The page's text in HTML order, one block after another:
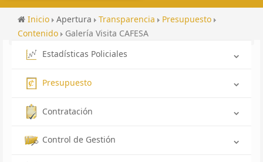
Inicio Apertura Transparencia
Presupuesto
Contenido
Galería Visita CAFESA
Estadísticas Policiales
Presupuesto
Contratación
Control de Gestión